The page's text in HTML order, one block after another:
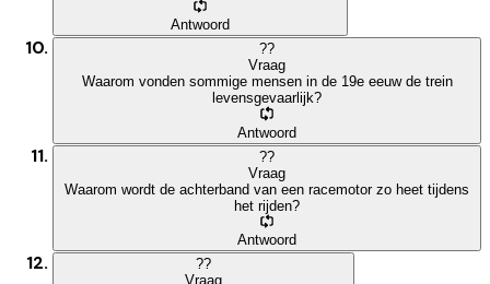
Antwoord
??
Vraag
Waarom vonden sommige mensen in de 19e eeuw de trein
levensgevaarlijk?
Antwoord
??
Vraag
Waarom wordt de achterband van een racemotor zo heet tijdens
het rijden?
Antwoord
??
Vraag